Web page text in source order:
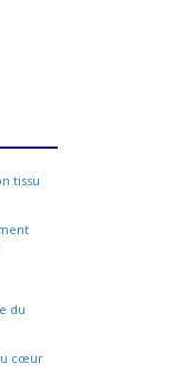
tissu
du
cœur